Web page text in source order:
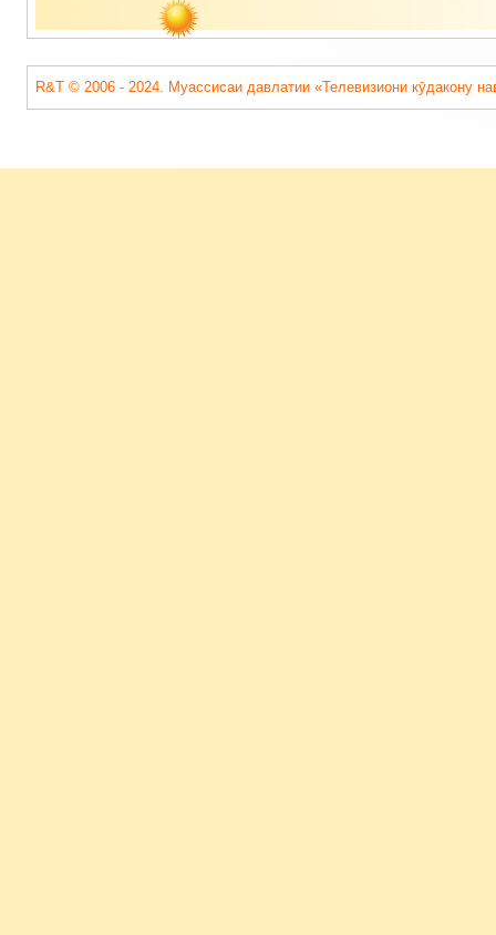
R&T © 2006 - 2024. Муассисаи давлатии «Телевизиони кӯдакону